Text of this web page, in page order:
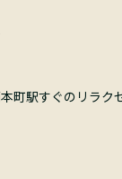
町駅すぐのリラク